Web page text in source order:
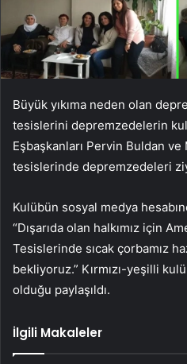
Büyük yıkıma neden olan
tesislerini depremzedelerin
Eşbaşkanları Pervin Buldan
tesislerinde depremzedeleri
Kulübün sosyal medya
“Dışarıda olan halkımız için
Tesislerinde sıcak çorbamız
bekliyoruz.” Kırmızı-yeşilli
olduğu paylaşıldı.
İlgili Makaleler